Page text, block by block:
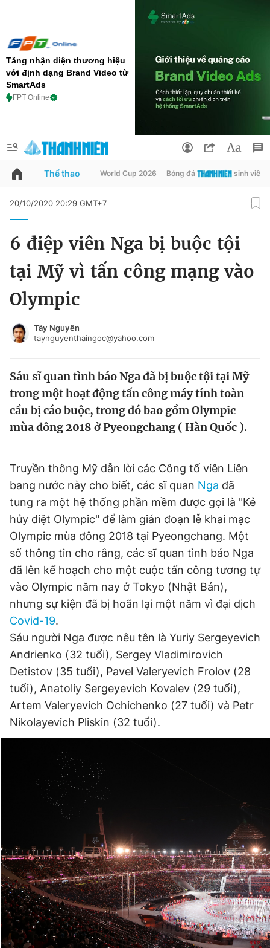
Tăng nhận diện thương hiệu
với định dạng Brand Video từ
SmartAds
FPT Online
QUẢNG CÁO ĐẶT BÁO
Chuyên mục
Chào ngày mới
Video Magazine
Sản phẩm khác
Thông tin tòa soạn Liên hệ quảng cáo
Đọc Thanh Niên trên điện thoại
Theo dõi báo trên
Hotline
0906 645 777
Liên hệ quảng cáo
0908 780 404
Đặt báo Quảng cáo RSS Tòa soạn Chính sách bảo
Tổng biên tập: Nguyễn Ngọc Toàn
Phó tổng biên tập thường trực: Hải Thành
Phó tổng biên tập: Lâm Hiếu Dũng
Phó tổng biên tập: Trần Việt Hưng
Tổng thư ký tòa soạn: Đức Trung
Giấy phép xuất bản số 110/GP - BTTTT cấp ngày 24.3.2020
© 2003-2026 Bản quyền thuộc về Báo Thanh Niên. Cấm sao
chép dưới mọi hình thức nếu không có sự chấp thuận bằng văn
bản. Phát triển bởi ePi Technologies, JSC.
Đổi mật khẩu
Tin đã lưu
Tin đã xem
Đăng xuất
Thể thao World Cup 2026 Bóng đá sinh viên
20/10/2020 20:29 GMT+7
6 điệp viên Nga bị buộc tội
tại Mỹ vì tấn công mạng vào
Olympic
Tây Nguyên
taynguyenthaingoc@yahoo.com
Sáu sĩ quan tình báo Nga đã bị buộc tội tại Mỹ
trong một hoạt động tấn công máy tính toàn
cầu bị cáo buộc, trong đó bao gồm Olympic
mùa đông 2018 ở Pyeongchang ( Hàn Quốc ).
Truyền thông Mỹ dẫn lời các Công tố viên Liên
bang nước này cho biết, các sĩ quan Nga đã
tung ra một hệ thống phần mềm được gọi là "Kẻ
hủy diệt Olympic" để làm gián đoạn lễ khai mạc
Olympic mùa đông 2018 tại Pyeongchang. Một
số thông tin cho rằng, các sĩ quan tình báo Nga
đã lên kế hoạch cho một cuộc tấn công tương tự
vào Olympic năm nay ở Tokyo (Nhật Bản),
nhưng sự kiện đã bị hoãn lại một năm vì đại dịch
Covid-19.
Sáu người Nga được nêu tên là Yuriy Sergeyevich
Andrienko (32 tuổi), Sergey Vladimirovich
Detistov (35 tuổi), Pavel Valeryevich Frolov (28
tuổi), Anatoliy Sergeyevich Kovalev (29 tuổi),
Artem Valeryevich Ochichenko (27 tuổi) và Petr
Nikolayevich Pliskin (32 tuổi).